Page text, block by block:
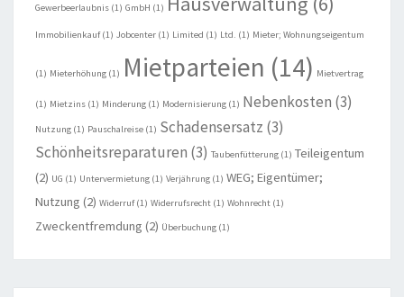
Gewerbeerlaubnis (1) GmbH (1)
Immobilienkauf(1) Jobcenter (1) Limited (1) Ltd. (1) Mieter; Wohnungseigentum
(1) Mieterhöhung (1) Mietparteien (14) Mietvertrag
(1) Mietzins (1) Minderung (1) Modernisierung (1) Nebenkosten (3)
Nutzung (1) Pauschalreise (1) Schadensersatz (3)
Schönheitsreparaturen (3) Taubenfütterung (1) Teileigentum
(2) UG (1) Untervermietung (1) Verjährung (1) WEG; Eigentümer;
Nutzung (2) Widerruf(1) Widerrufsrecht (1) Wohnrecht (1)
Zweckentfremdung (2) Überbuchung (1)